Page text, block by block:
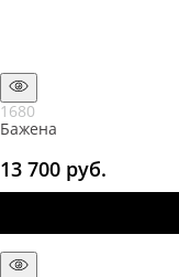
1680
Бажена
13 700 руб.